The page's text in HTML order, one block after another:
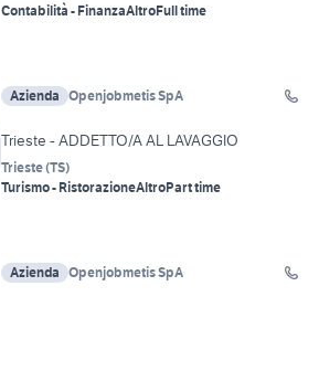
Contabilità - FinanzaAltroFull time
Azienda Openjobmetis SpA
Trieste - ADDETTO/A AL LAVAGGIO
Trieste(TS)
Turismo - RistorazioneAltroPart time
Azienda Openjobmetis SpA